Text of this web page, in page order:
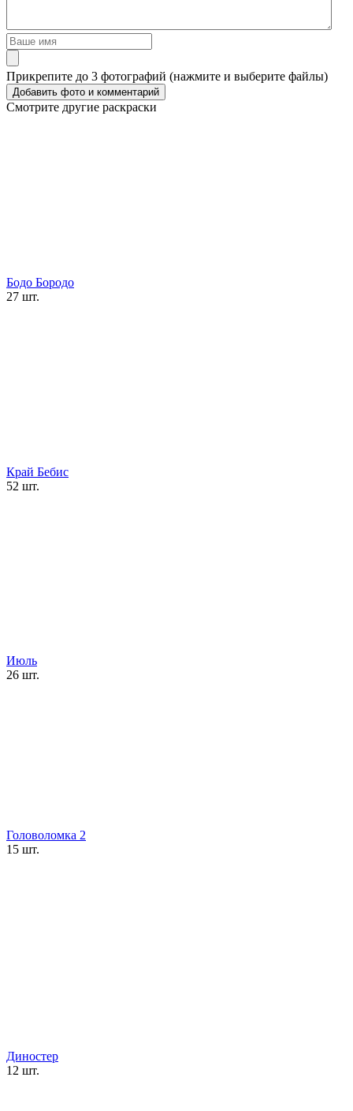
Прикрепите до 3 фотографий (нажмите и выберите файлы)
Смотрите другие раскраски
Бодо Бородо
27 шт.
Край Бебис
52 шт.
Июль
26 шт.
Головоломка 2
15 шт.
Диностер
12 шт.